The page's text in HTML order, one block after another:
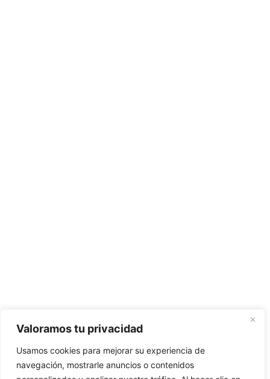
Valoramos tu privacidad
Usamos cookies para mejorar su experiencia de
navegación, mostrarle anuncios o contenidos